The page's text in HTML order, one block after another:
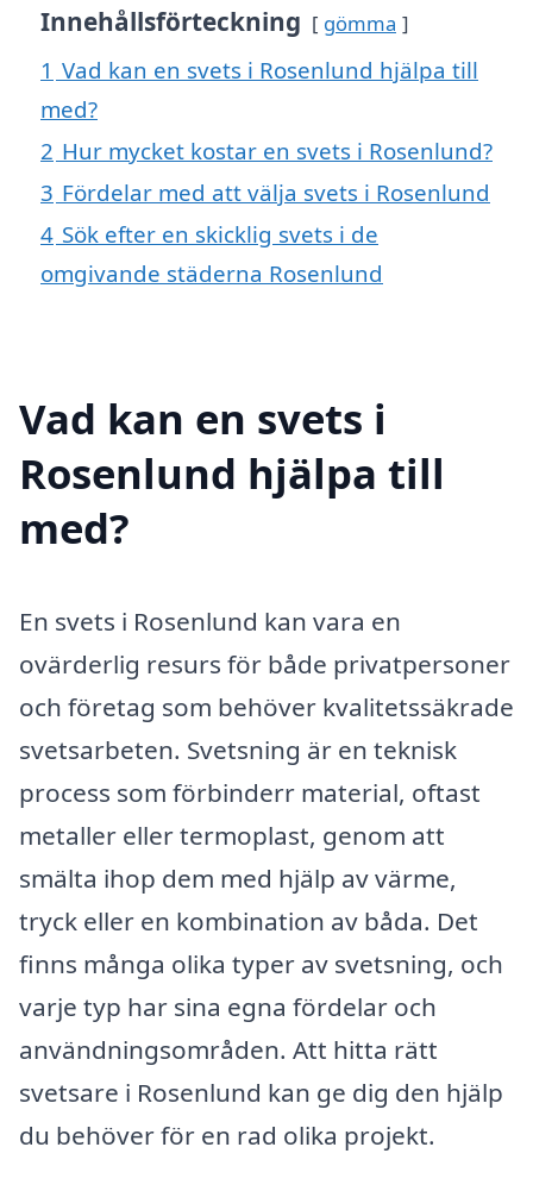
Innehållsförteckning gömma
1 Vad kan en svets i Rosenlund hjälpa till
med?
2 Hur mycket kostar en svets i Rosenlund?
3 Fördelar med att välja svets i Rosenlund
4 Sök efter en skicklig svets i de
omgivande städerna Rosenlund
Vad kan en svets i
Rosenlund hjälpa till
med?
En svets i Rosenlund kan vara en
ovärderlig resurs för både privatpersoner
och företag som behöver kvalitetssäkrade
svetsarbeten. Svetsning är en teknisk
process som förbinderr material, oftast
metaller eller termoplast, genom att
smälta ihop dem med hjälp av värme,
tryck eller en kombination av båda. Det
finns många olika typer av svetsning, och
varje typ har sina egna fördelar och
användningsområden. Att hitta rätt
svetsare i Rosenlund kan ge dig den hjälp
du behöver för en rad olika projekt.